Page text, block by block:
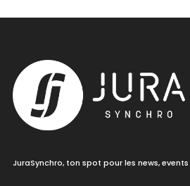
JuraSynchro, ton spot pour les news,